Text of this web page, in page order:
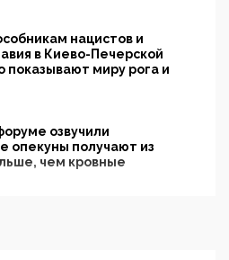
нацистов и
в Киево-Печерской
показывают миру рога и
озвучили
опекуны получают из
чем кровные